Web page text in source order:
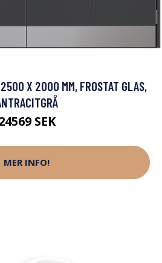
X 2000 MM, FROSTAT GLAS,
SEK
MER INFO!